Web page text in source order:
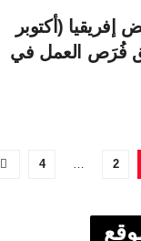
إفريقيا (أكتوبر
فُرَص العمل في
2
4